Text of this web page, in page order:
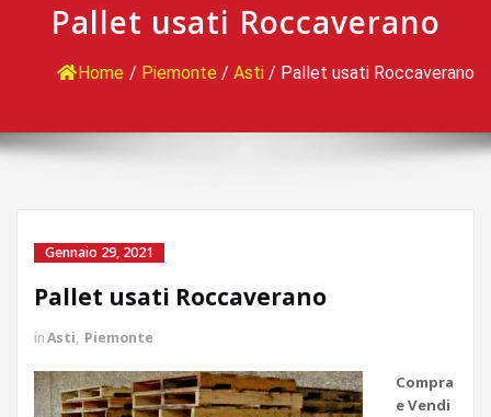
Pallet usati Roccaverano
Home / Piemonte / Asti / Pallet usati Roccaverano
Gennaio 29, 2021
Pallet usati Roccaverano
inAsti, Piemonte
Compra
e Vendi